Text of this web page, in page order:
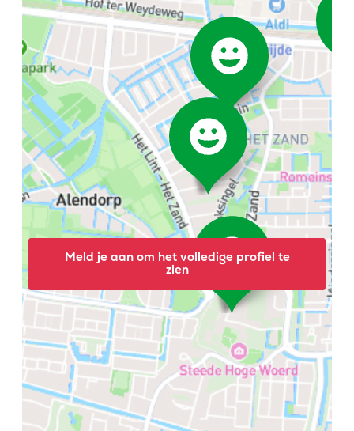
Meld je aan om het volledige profiel te
zien